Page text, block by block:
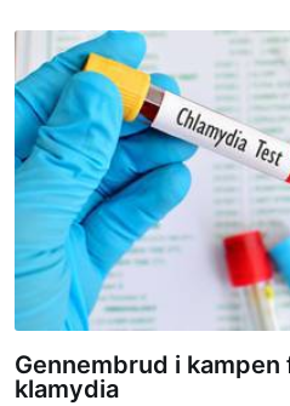
Gennembrud i
klamydia